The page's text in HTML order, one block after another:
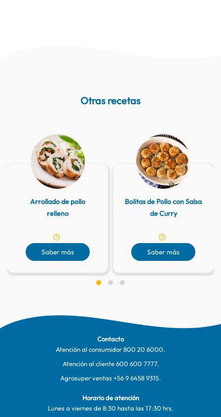
Otras recetas
Arrollado de pollo
relleno
Saber más
Bolitas de Pollo con Salsa
de Curry
Saber más
Contacto
Atención al consumidor800 20 6000.
Atención al cliente600 600 7777.
Agrosuper ventas +56 9 6458 9315.
Horario de atención
Lunes a viernes de 8:30 hasta las 17:30 hrs.